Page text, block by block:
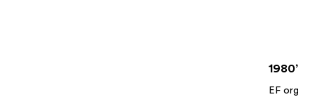
1980’s
EF